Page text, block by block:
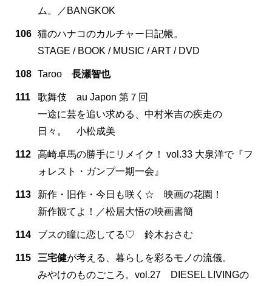
ム。／BANGKOK
106 猫のハナコのカルチャー日記帳。
STAGE / BOOK / MUSIC / ART / DVD
108 Taroo 長瀬智也
111
歌舞伎 au Japon 第７回
一途に芸を追い求める、中村米吉の疾走の
日々。 小松成美
112
高崎卓馬の勝手にリメイク！ vol.33 大泉洋で『フ
ォレスト・ガンプ一期一会』
113
新作・旧作・今日も咲く☆ 映画の花園！
新作観てよ！／松居大悟の映画書簡
114 ブスの瞳に恋してる♡ 鈴木おさむ
115 三宅健が考える、暮らしを彩るモノの流儀。
みやけのものごころ。vol.27 DIESEL LIVINGの